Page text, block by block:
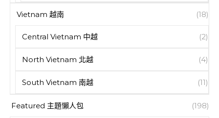
Vietnam 越南 (18)
Central Vietnam 中越 (2)
North Vietnam 北越 (4)
South Vietnam 南越 (11)
Featured 主題懶人包 (198)